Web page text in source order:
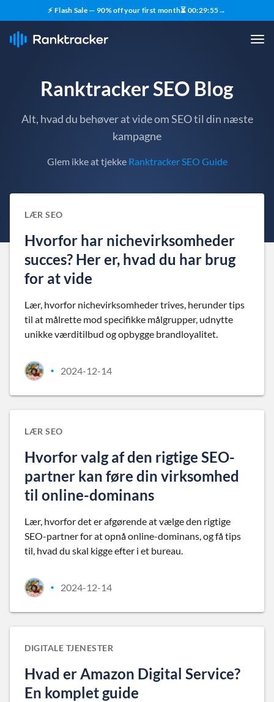
⚡ Flash Sale — 90% off your first month⏳ 00:29:54→
Ranktracker SEO Blog
Alt, hvad du behøver at vide om SEO til din næste
kampagne
Glem ikke at tjekke Ranktracker SEO Guide
LÆR SEO
Hvorfor har nichevirksomheder
succes? Her er, hvad du har brug
for at vide
Lær, hvorfor nichevirksomheder trives, herunder tips
til at målrette mod specifikke målgrupper, udnytte
unikke værditilbud og opbygge brandloyalitet.
• 2024-12-14
LÆR SEO
Hvorfor valg af den rigtige SEO-
partner kan føre din virksomhed
til online-dominans
Lær, hvorfor det er afgørende at vælge den rigtige
SEO-partner for at opnå online-dominans, og få tips
til, hvad du skal kigge efter i et bureau.
• 2024-12-14
DIGITALE TJENESTER
Hvad er Amazon Digital Service?
En komplet guide